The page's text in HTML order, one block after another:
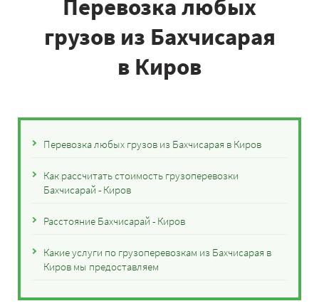
Перевозка любых
грузов из Бахчисарая
в Киров
Перевозка любых грузов из Бахчисарая в Киров
Как рассчитать стоимость грузоперевозки
Бахчисарай - Киров
Расстояние Бахчисарай - Киров
Какие услуги по грузоперевозкам из Бахчисарая в
Киров мы предоставляем